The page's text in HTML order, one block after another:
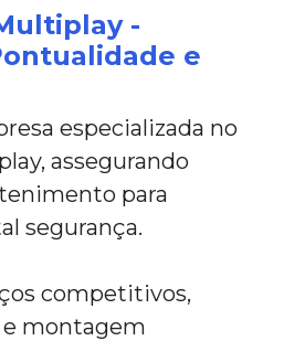
-
e
especializada no
assegurando
para
segurança.
competitivos,
montagem